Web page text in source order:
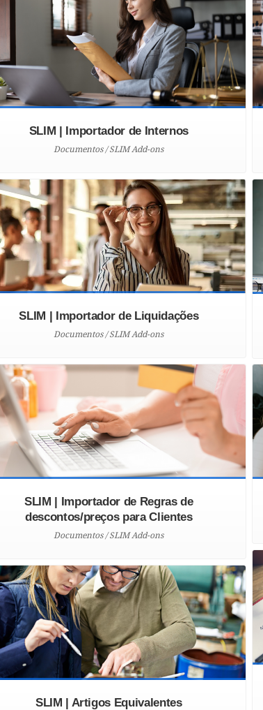
SLIM | Importador de Internos
Documentos / SLIM Add-ons
SLIM | Importador de Liquidações
Documentos / SLIM Add-ons
SLIM | Importador de Regras de
descontos/preços para Clientes
Documentos / SLIM Add-ons
SLIM | Artigos Equivalentes